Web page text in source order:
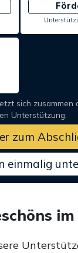
sich zusammen
Unterstützung.
zum
einmalig